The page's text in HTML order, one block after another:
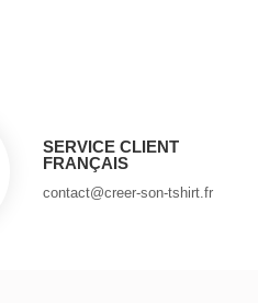
SERVICE CLIENT
FRANÇAIS
contact@creer-son-tshirt.fr